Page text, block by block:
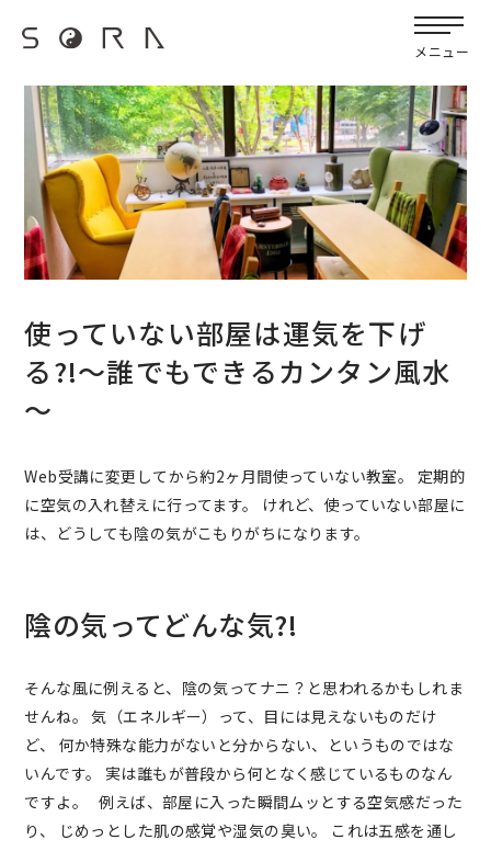
メニュー
宙SORAのブログ
使っていない部屋は運気を下げ
る?!～誰でもできるカンタン風水
～
Web受講に変更してから約2ヶ月間使っていない教室。 定期的
に空気の入れ替えに行ってます。 けれど、使っていない部屋に
は、どうしても陰の気がこもりがちになります。
陰の気ってどんな気?!
そんな風に例えると、陰の気ってナニ？と思われるかもしれま
せんね。 気（エネルギー）って、目には見えないものだけ
ど、 何か特殊な能力がないと分からない、というものではな
いんです。 実は誰もが普段から何となく感じているものなん
ですよ。 例えば、部屋に入った瞬間ムッとする空気感だった
り、 じめっとした肌の感覚や湿気の臭い。 これは五感を通し